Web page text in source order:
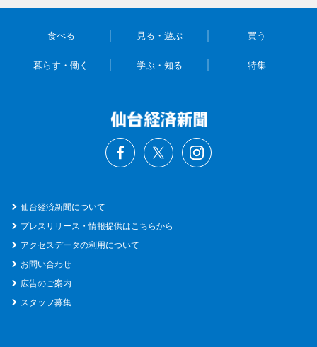
食べる 見る・遊ぶ 買う
暮らす・働く 学ぶ・知る 特集
仙台経済新聞について
プレスリリース・情報提供はこちらから
アクセスデータの利用について
お問い合わせ
広告のご案内
スタッフ募集